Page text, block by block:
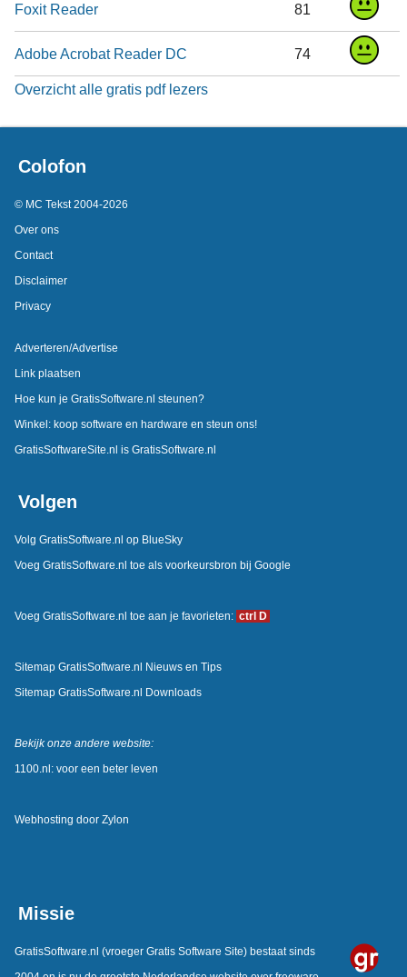
Foxit Reader 81
Adobe Acrobat Reader DC 74
Overzicht alle gratis pdf lezers
Colofon
© MC Tekst 2004-2026
Over ons
Contact
Disclaimer
Privacy
Adverteren/Advertise
Link plaatsen
Hoe kun je GratisSoftware.nl steunen?
Winkel: koop software en hardware en steun ons!
GratisSoftwareSite.nl is GratisSoftware.nl
Volgen
Volg GratisSoftware.nl op BlueSky
Voeg GratisSoftware.nl toe als voorkeursbron bij Google
Voeg GratisSoftware.nl toe aan je favorieten: ctrl D
Sitemap GratisSoftware.nl Nieuws en Tips
Sitemap GratisSoftware.nl Downloads
Bekijk onze andere website:
1100.nl: voor een beter leven
Webhosting door Zylon
Missie
GratisSoftware.nl (vroeger Gratis Software Site) bestaat sinds